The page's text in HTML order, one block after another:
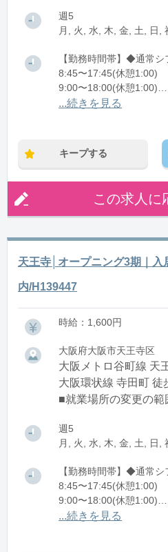
週5
月, 火, 水, 木, 金, 土, 日,
【勤務時間帯】◆通常
8:45〜17:45(休憩1:00)
9:00〜18:00(休憩1:00)
10:00〜19:00(休憩1:00)
※残業：0〜20時間程度/月
...続きを見る
キープする
この求人に
天王寺│オープニング3期｜入
内/H139447
時給：1,600円
大阪府大阪市天王寺区
大阪メトロ谷町線 天
大阪環状線 寺田町 徒
■就業場所の変更の範
週5
月, 火, 水, 木, 金, 土, 日,
【勤務時間帯】◆通常
8:45〜17:45(休憩1:00)
9:00〜18:00(休憩1:00)
10:00〜19:00(休憩1:00)
...続きを見る